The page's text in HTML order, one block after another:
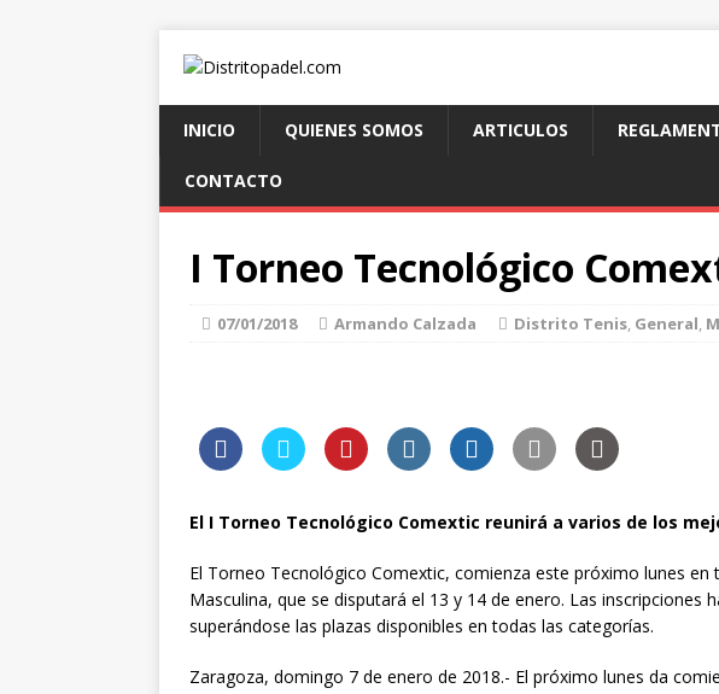
INICIO QUIENES SOMOS ARTICULOS
CONTACTO
I Torneo Tecnológico
07/01/2018 Armando Calzada Distrito Tenis, General,
El I Torneo Tecnológico Comextic reunirá a varios de los
El Torneo Tecnológico Comextic, comienza este próximo lunes en
Masculina, que se disputará el 13 y 14 de enero. Las inscripciones
superándose las plazas disponibles en todas las categorías.
Zaragoza, domingo 7 de enero de 2018.- El próximo lunes da